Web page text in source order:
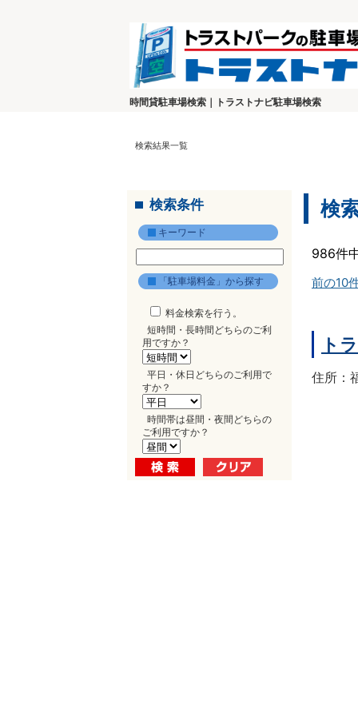
時間貸駐車場検索｜トラストナビ駐車場検索
検索結果一覧
検索条件
キーワード
「駐車場料金」から探す
料金検索を行う。
短時間・長時間どちらのご利
用ですか？
平日・休日どちらのご利用で
すか？
時間帯は昼間・夜間どちらの
ご利用ですか？
検
986件
前の10
ト
住所：